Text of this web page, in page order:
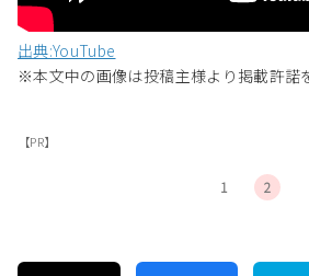
出典:YouTube
※本文中の画像は投稿主様より掲載許諾
【PR】
1 2